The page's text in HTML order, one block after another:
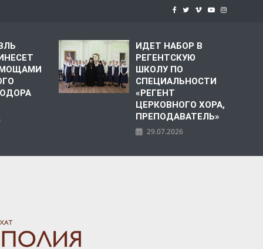
МОЩАМИ
ИДЕТ НАБОР В
РЕГЕНТСКУЮ
ШКОЛУ ПО
СПЕЦИАЛЬНОСТИ
«РЕГЕНТ
ЦЕРКОВНОГО ХОРА,
ПРЕПОДАВАТЕЛЬ»
29.07.2026